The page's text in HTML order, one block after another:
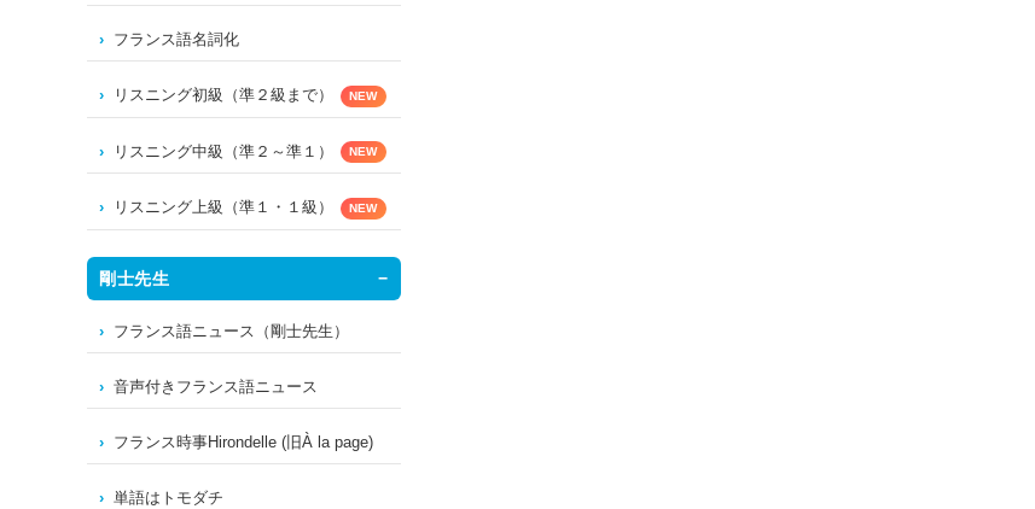
フランス語名詞化
リスニング初級（準２級まで） NEW
リスニング中級（準２～準１） NEW
リスニング上級（準１・１級） NEW
剛士先生
フランス語ニュース（剛士先生）
音声付きフランス語ニュース
フランス時事Hirondelle (旧À la page)
単語はトモダチ